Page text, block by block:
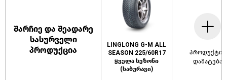
შარჩიე და შეადარე
სასურველი
პროდუქცია
LINGLONG G-M ALL
SEASON 225/60R17
ყველა სეზონი
(საბურავი)
პროდუქტის
დამატება